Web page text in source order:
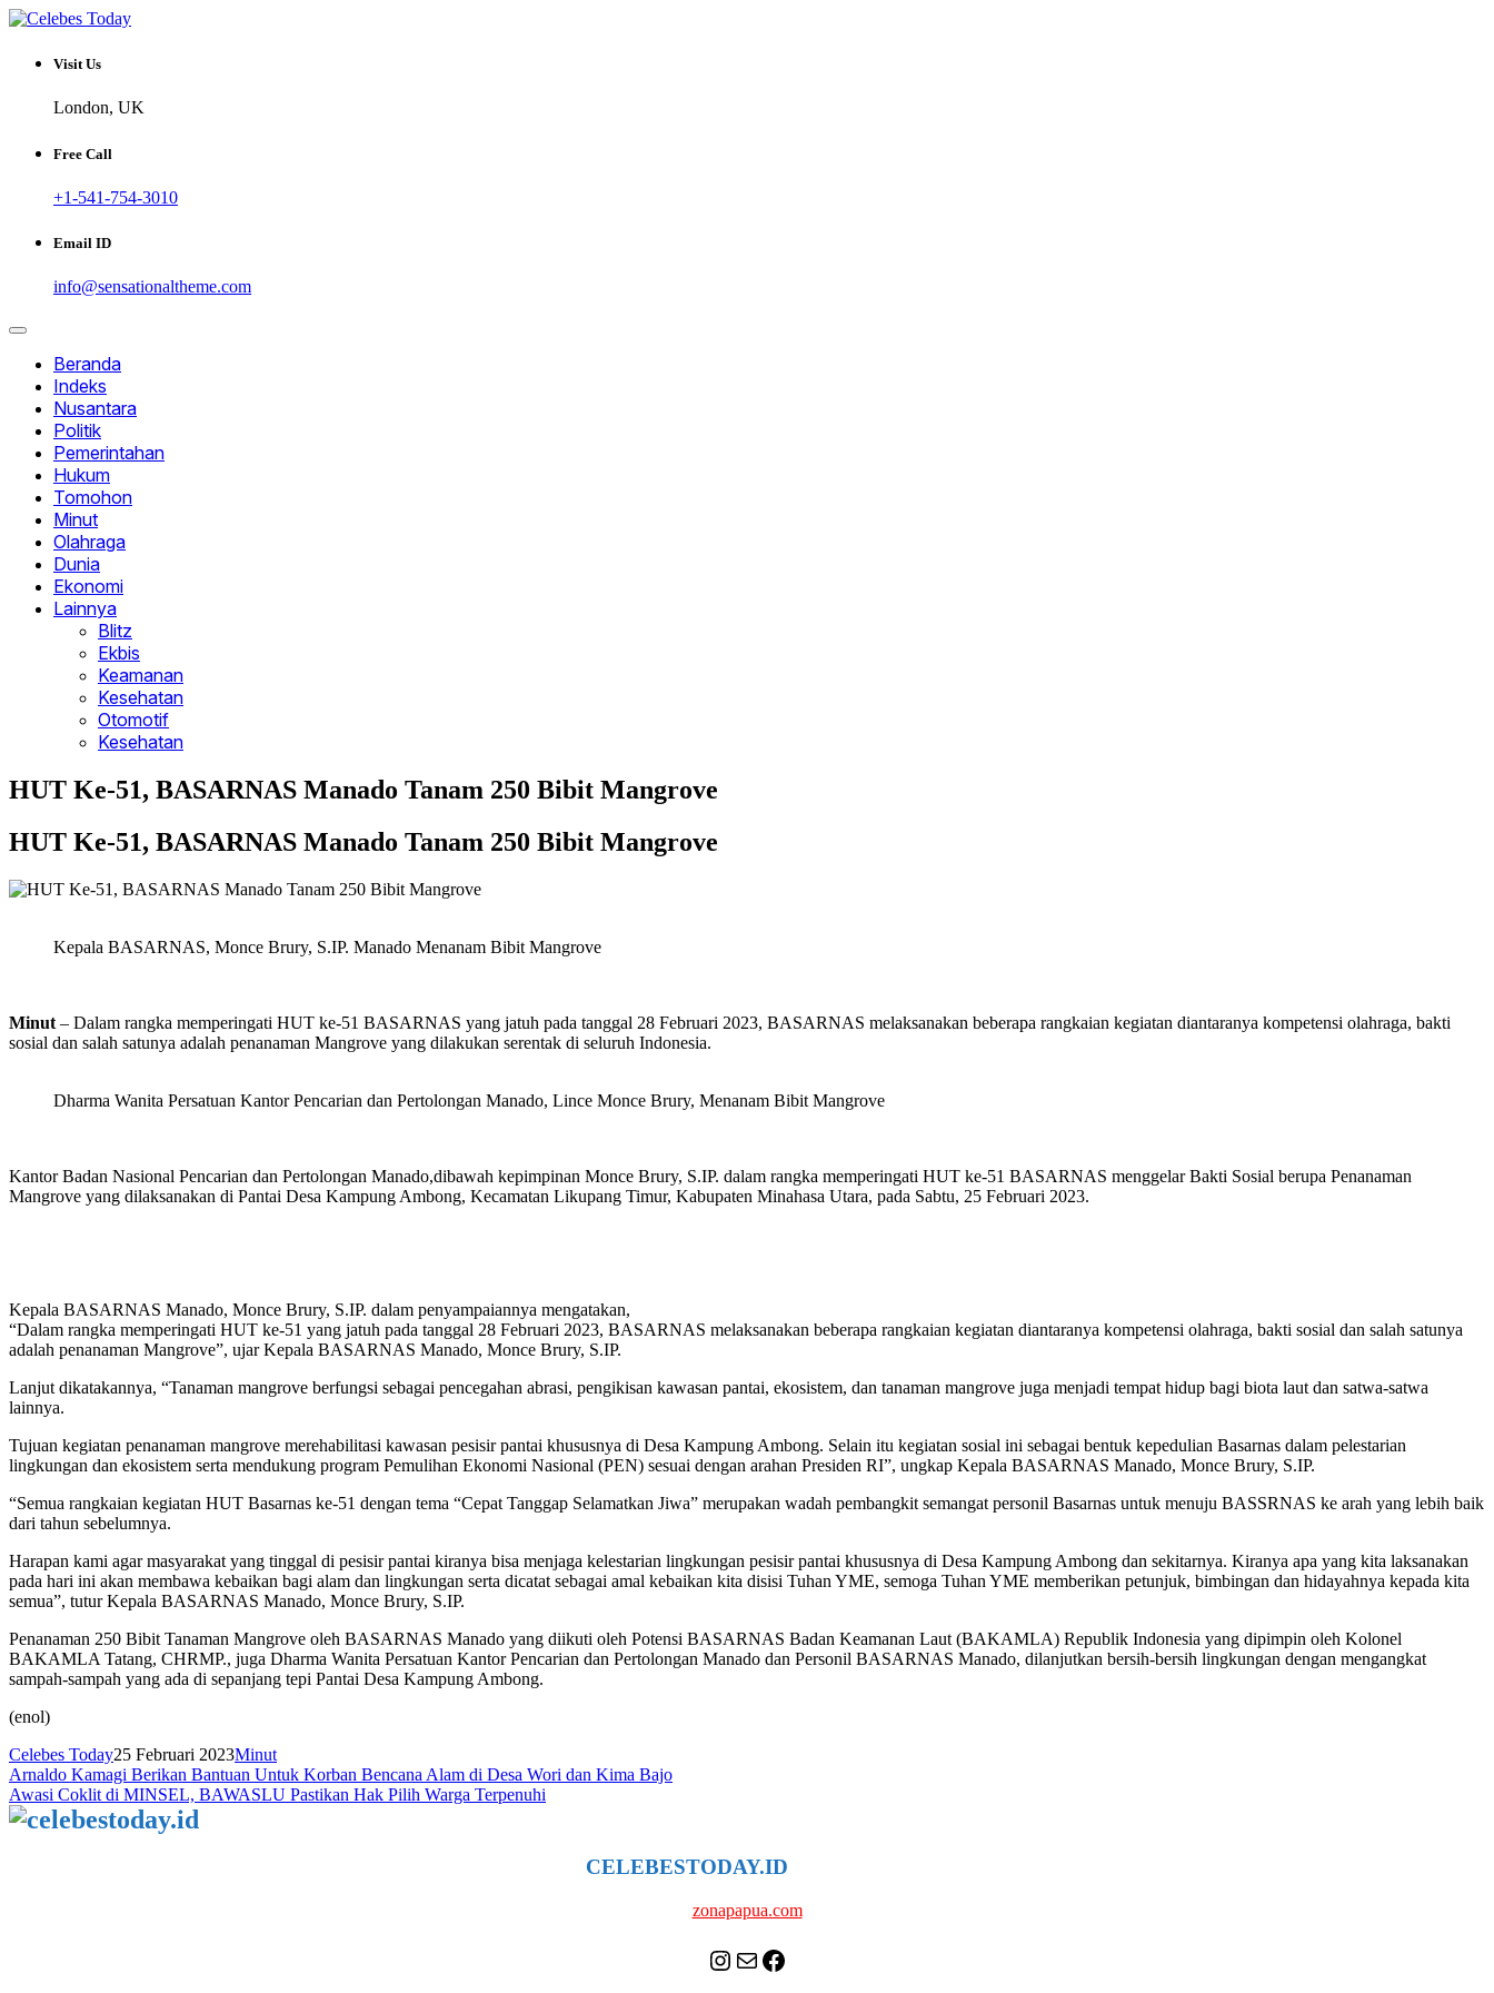
Skip
content
CELEBESTODAY.ID
Informatif dan Inspiratif
Visit Us
London, UK
Free Call
+1-541-754-3010
Email ID
info@sensationaltheme.com
Beranda
Indeks
Nusantara
Politik
Pemerintahan
Hukum
Tomohon
Minut
Olahraga
Dunia
Ekonomi
Lainnya
Blitz
Ekbis
Keamanan
Kesehatan
Otomotif
Kesehatan
HUT Ke-51, BASARNAS Manado Tanam 250 Bibit Mangrove
HUT Ke-51, BASARNAS Manado Tanam 250 Bibit Mangrove
Kepala BASARNAS, Monce Brury, S.IP. Manado Menanam Bibit Mangrove
Minut – Dalam rangka memperingati HUT ke-51 BASARNAS yang jatuh pada tanggal 28 Februari 2023, BASARNAS melaksanakan beberapa rangkaian kegiatan diantaranya kompetensi olahraga, bakti
sosial dan salah satunya adalah penanaman Mangrove yang dilakukan serentak di seluruh Indonesia.
Dharma Wanita Persatuan Kantor Pencarian dan Pertolongan Manado, Lince Monce Brury, Menanam Bibit Mangrove
Kantor Badan Nasional Pencarian dan Pertolongan Manado,dibawah kepimpinan Monce Brury, S.IP. dalam rangka memperingati HUT ke-51 BASARNAS menggelar Bakti Sosial berupa Penanaman
Mangrove yang dilaksanakan di Pantai Desa Kampung Ambong, Kecamatan Likupang Timur, Kabupaten Minahasa Utara, pada Sabtu, 25 Februari 2023.
Kepala BASARNAS Manado, Monce Brury, S.IP. dalam penyampaiannya mengatakan,
“Dalam rangka memperingati HUT ke-51 yang jatuh pada tanggal 28 Februari 2023, BASARNAS melaksanakan beberapa rangkaian kegiatan diantaranya kompetensi olahraga, bakti sosial dan salah satunya
adalah penanaman Mangrove”, ujar Kepala BASARNAS Manado, Monce Brury, S.IP.
Lanjut dikatakannya, “Tanaman mangrove berfungsi sebagai pencegahan abrasi, pengikisan kawasan pantai, ekosistem, dan tanaman mangrove juga menjadi tempat hidup bagi biota laut dan satwa-satwa
lainnya.
Tujuan kegiatan penanaman mangrove merehabilitasi kawasan pesisir pantai khususnya di Desa Kampung Ambong. Selain itu kegiatan sosial ini sebagai bentuk kepedulian Basarnas dalam pelestarian
lingkungan dan ekosistem serta mendukung program Pemulihan Ekonomi Nasional (PEN) sesuai dengan arahan Presiden RI”, ungkap Kepala BASARNAS Manado, Monce Brury, S.IP.
“Semua rangkaian kegiatan HUT Basarnas ke-51 dengan tema “Cepat Tanggap Selamatkan Jiwa” merupakan wadah pembangkit semangat personil Basarnas untuk menuju BASSRNAS ke arah yang lebih baik
dari tahun sebelumnya.
Harapan kami agar masyarakat yang tinggal di pesisir pantai kiranya bisa menjaga kelestarian lingkungan pesisir pantai khususnya di Desa Kampung Ambong dan sekitarnya. Kiranya apa yang kita laksanakan
pada hari ini akan membawa kebaikan bagi alam dan lingkungan serta dicatat sebagai amal kebaikan kita disisi Tuhan YME, semoga Tuhan YME memberikan petunjuk, bimbingan dan hidayahnya kepada kita
semua”, tutur Kepala BASARNAS Manado, Monce Brury, S.IP.
Penanaman 250 Bibit Tanaman Mangrove oleh BASARNAS Manado yang diikuti oleh Potensi BASARNAS Badan Keamanan Laut (BAKAMLA) Republik Indonesia yang dipimpin oleh Kolonel
BAKAMLA Tatang, CHRMP., juga Dharma Wanita Persatuan Kantor Pencarian dan Pertolongan Manado dan Personil BASARNAS Manado, dilanjutkan bersih-bersih lingkungan dengan mengangkat
sampah-sampah yang ada di sepanjang tepi Pantai Desa Kampung Ambong.
(enol)
Celebes Today25 Februari 2023Minut
Navigasi
pos
Arnaldo Kamagi Berikan Bantuan Untuk Korban Bencana Alam di Desa Wori dan Kima Bajo
Awasi Coklit di MINSEL, BAWASLU Pastikan Hak Pilih Warga Terpenuhi
CELEBESTODAY.ID
zonapapua.com
Instagram
MailCelebes Today Social Media